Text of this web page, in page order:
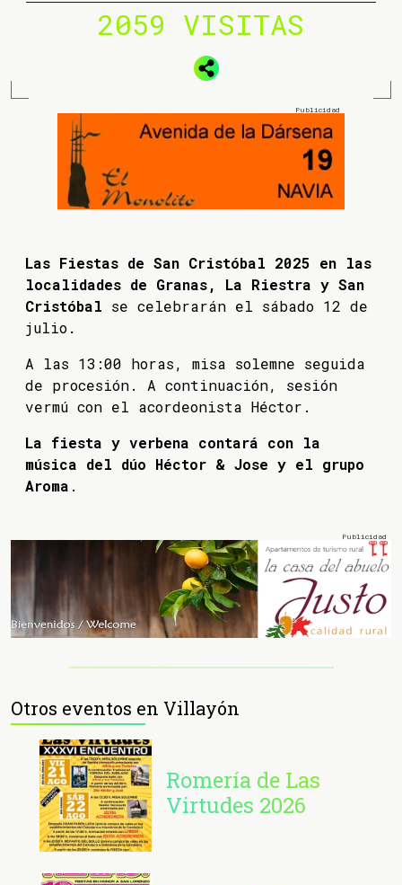
2059 VISITAS
Las Fiestas de San Cristóbal 2025 en las
localidades de Granas, La Riestra y San
Cristóbal se celebrarán el sábado 12 de
julio.
A las 13:00 horas, misa solemne seguida
de procesión. A continuación, sesión
vermú con el acordeonista Héctor.
La fiesta y verbena contará con la
música del dúo Héctor & Jose y el grupo
Aroma .
Otros eventos en Villayón
Romería de Las
Virtudes 2026